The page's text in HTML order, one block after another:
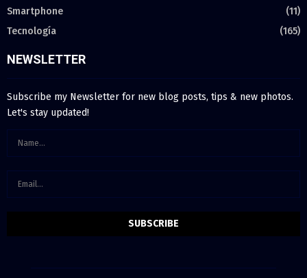
Smartphone
(11)
Tecnología
(165)
NEWSLETTER
Subscribe my Newsletter for new blog posts, tips & new photos.
Let's stay updated!